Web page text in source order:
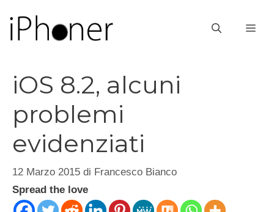
contenuto
iOS 8.2, alcuni
problemi
evidenziati
12 Marzo 2015 di Francesco Bianco
Spread the love